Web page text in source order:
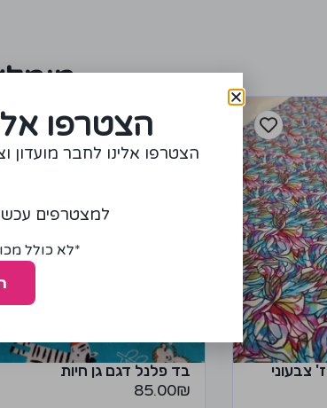
צבעוני
בד פלנל דגם גן חיות
85.00₪
הצטרפו
הצטרפו אלינו לחבר מועדון
למצטרפים עכשיו
*לא כולל